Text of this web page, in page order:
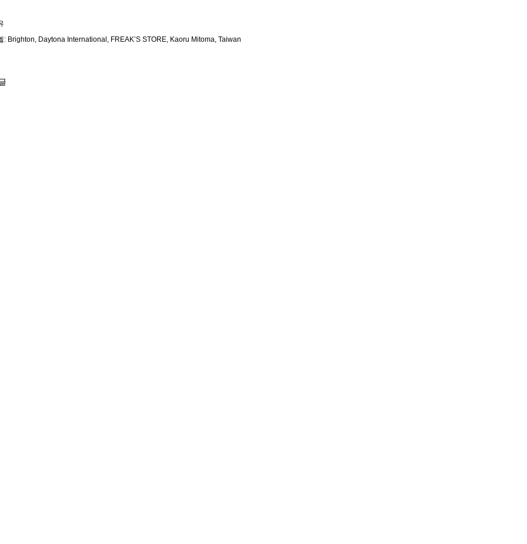
: Brighton Daytona International FREAK’S STORE Kaoru Mitoma Taiwan